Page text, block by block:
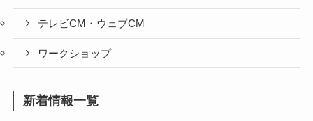
テレビCM・ウェブCM
ワークショップ
新着情報一覧